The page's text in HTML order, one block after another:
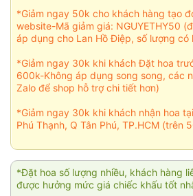
*Giảm ngay 50k cho khách hàng tạo
website-Mã giảm giá: NGUYETHY50
áp dụng cho Lan Hồ Điệp, số lượng có
*Giảm ngay 30k khi khách Đặt hoa
600k-Không áp dụng song song, các
Zalo để shop hỗ trợ chi tiết hơn)
*Giảm ngay 30k khi khách nhận hoa
Phú Thạnh, Q Tân Phú, TP.HCM (trên
*Đặt hoa số lượng nhiều, khách hàng
được hưởng mức giá chiếc khấu tốt